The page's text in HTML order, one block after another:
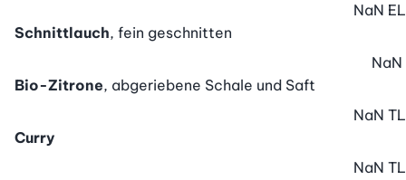
Schnittlauch, fein geschnitten
NaN EL
Bio-Zitrone, abgeriebene Schale und Saft
NaN
Curry
NaN TL
NaN TL